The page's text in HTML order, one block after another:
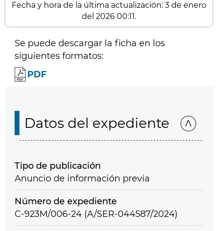
Fecha y hora de la última actualización: 3 de enero
del 2026 00:11.
Se puede descargar la ficha en los
siguientes formatos:
PDF
Datos del expediente
Tipo de publicación
Anuncio de información previa
Número de expediente
C-923M/006-24 (A/SER-044587/2024)